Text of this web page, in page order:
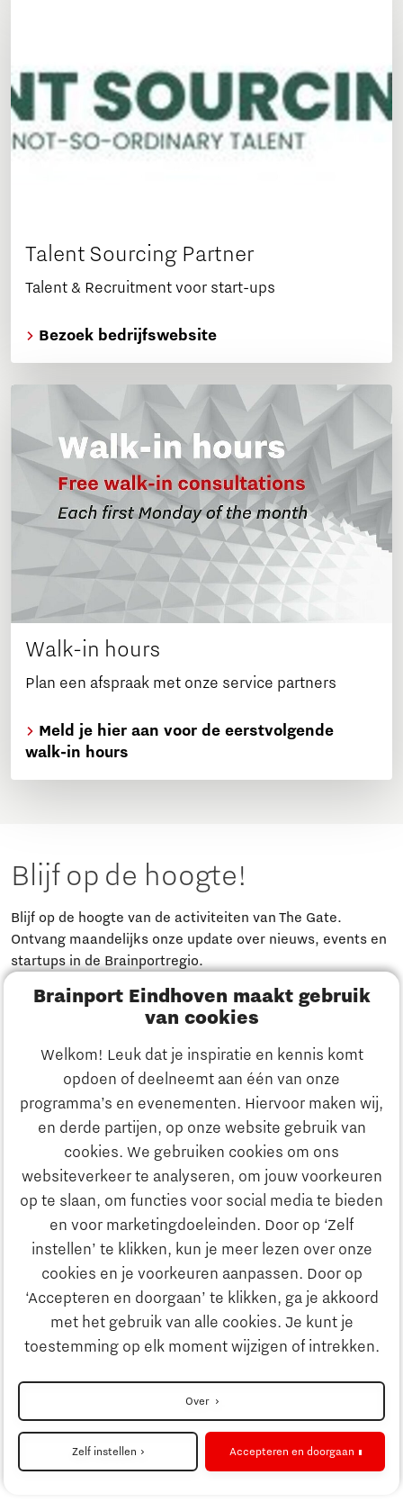
Brainport Eindhoven maakt gebruik
van cookies
Welkom! Leuk dat je inspiratie en kennis komt
opdoen of deelneemt aan één van onze
programma’s en evenementen. Hiervoor maken wij,
en derde partijen, op onze website gebruik van
cookies. We gebruiken cookies om ons
websiteverkeer te analyseren, om jouw voorkeuren
op te slaan, om functies voor social media te bieden
en voor marketingdoeleinden. Door op ‘Zelf
instellen’ te klikken, kun je meer lezen over onze
cookies en je voorkeuren aanpassen. Door op
‘Accepteren en doorgaan’ te klikken, ga je akkoord
met het gebruik van alle cookies. Je kunt je
toestemming op elk moment wijzigen of intrekken.
Over
Zelf instellen Accepteren en doorgaan
Talent Sourcing Partner
Talent & Recruitment voor start-ups
Bezoek bedrijfswebsite
Walk-in hours
Plan een afspraak met onze service partners
Meld je hier aan voor de eerstvolgende
walk-in hours
Blijf op de hoogte!
Blijf op de hoogte van de activiteiten van The Gate.
Ontvang maandelijks onze update over nieuws, events en
startups in de Brainportregio.
Meld je aan
Heb je een vraag?
E-mailadres:info@thegate.tech
Volg ons
Bezoekadres walk-in hours &
The Gate Academy
Eindhoven University of Technology
Alpha Hub, 2e verdieping
Het Eeuwsel 57, 5612 AS Eindhoven
Cookieinstellingen